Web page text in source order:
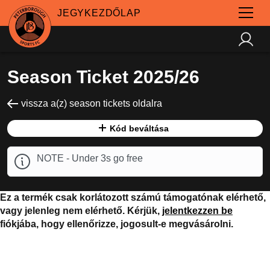
JEGYKEZDŐLAP
Season Ticket 2025/26
vissza a(z) season tickets oldalra
Kód beváltása
NOTE - Under 3s go free
Ez a termék csak korlátozott számú támogatónak elérhető,
vagy jelenleg nem elérhető. Kérjük, jelentkezzen be
fiókjába, hogy ellenőrizze, jogosult-e megvásárolni.